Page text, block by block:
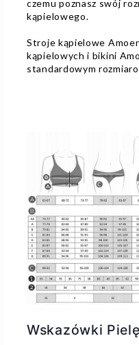
czemu poznasz swój
kąpielowego.
Stroje kąpielowe
kąpielowych i bikini
standardowym
Wskazówki